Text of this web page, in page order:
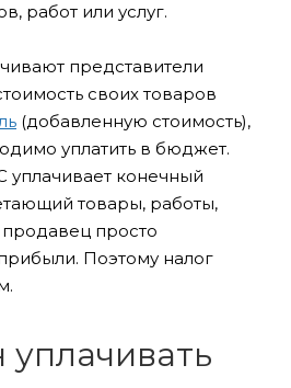
работ или услуг.
представители
своих товаров
(добавленную стоимость),
уплатить в бюджет.
конечный
товары, работы,
продавец просто
Поэтому налог
уплачивать